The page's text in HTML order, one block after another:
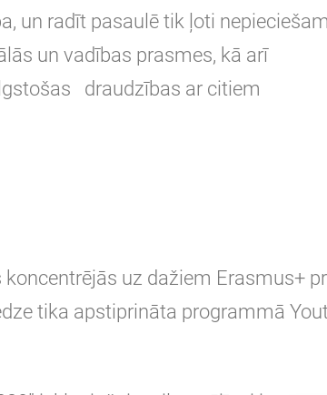
un radīt pasaulē tik ļoti
un vadības prasmes, kā arī
draudzības ar citiem
uz dažiem Erasmus+
tika apstiprināta programmā